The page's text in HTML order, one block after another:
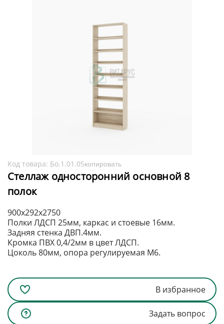
Код товара: Бо.1.01.05копировать
Стеллаж односторонний основной 8
полок
Полки ЛДСП 25мм, каркас и стоевые 16мм.
Задняя стенка ДВП.4мм.
Кромка ПВХ 0,4/2мм в цвет ЛДСП.
Цоколь 80мм, опора регулируемая М6.
900х292х2750
В избранное
Задать вопрос